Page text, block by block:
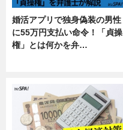
婚活アプリで独身偽装の男性
に55万円支払い命令！「貞操
権」とは何かを弁…